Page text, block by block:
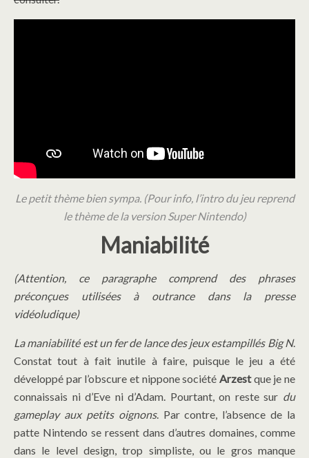
Le petit thème bien sympa. (Pour info, l’intro du jeu reprend
le thème de la version Super Nintendo)
Maniabilité
(Attention, ce paragraphe comprend des phrases
préconçues utilisées à outrance dans la presse
vidéoludique)
La maniabilité est un fer de lance des jeux estampillés Big N.
Constat tout à fait inutile à faire, puisque le jeu a été
développé par l’obscure et nippone société Arzestque je ne
connaissais ni d’Eve ni d’Adam. Pourtant, on reste sur du
gameplay aux petits oignons. Par contre, l’absence de la
patte Nintendo se ressent dans d’autres domaines, comme
dans le level design, trop simpliste, ou le gros manque